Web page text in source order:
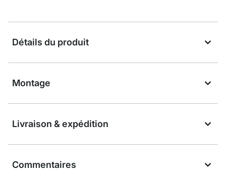
Détails du produit
Montage
Livraison & expédition
Commentaires